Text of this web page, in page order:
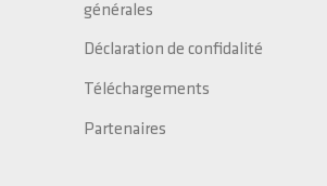
générales
Déclaration de confidalité
Téléchargements
Partenaires